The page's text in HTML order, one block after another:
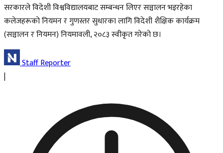
सरकारले विदेशी विश्वविद्यालयबाट सम्बन्धन लिएर सञ्चालन भइरहेका
कलेजहरूको नियमन र गुणस्तर सुधारका लागि विदेशी शैक्षिक कार्यक्रम
(सञ्चालन र नियमन) नियमावली, २०८३ स्वीकृत गरेको छ।
Staff Reporter
|